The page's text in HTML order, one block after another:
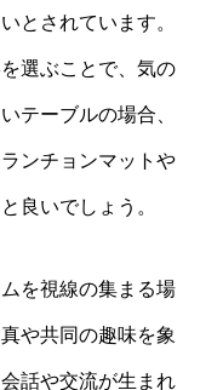
とされています。
選ぶことで、気の
テーブルの場合、
ンチョンマットや
良いでしょう。
を視線の集まる場
や共同の趣味を象
話や交流が生まれ